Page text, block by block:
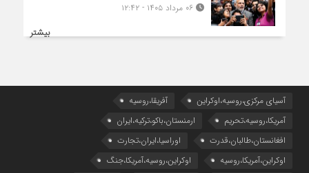
۰۶ مرداد ۱۴۰۵ - ۱۲:۴۲
بیشتر
آسیای مرکزی،روسیه،اوکراین
آفریقا،روسیه
آمریکا،روسیه،تحریم
ارمنستان،باکو،ترکیه،ایران
افغانستان،طالبان،قدرت
اوراسیا،ایران،تجارت
اوکراین،آمریکا،روسیه
اوکراین،روسیه،آمریکا،جنگ